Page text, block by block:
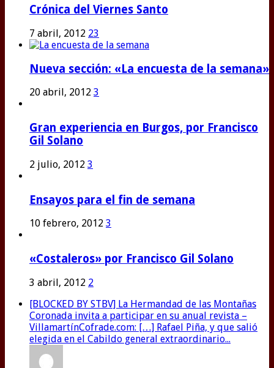
Crónica del Viernes Santo
7 abril, 2012 23
Nueva sección: «La encuesta de la semana»
20 abril, 2012 3
Gran experiencia en Burgos, por Francisco
Gil Solano
2 julio, 2012 3
Ensayos para el fin de semana
10 febrero, 2012 3
«Costaleros» por Francisco Gil Solano
3 abril, 2012 2
[BLOCKED BY STBV] La Hermandad de las Montañas
Coronada invita a participar en su anual revista –
VillamartínCofrade.com: […] Rafael Piña, y que salió
elegida en el Cabildo general extraordinario...